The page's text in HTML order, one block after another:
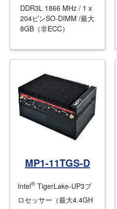
DDR3L 1866 MHz / 1 x
204ピンSO-DIMM /最大
8GB（非ECC）
MP1-11TGS-D
Intel® TigerLake-UP3プ
ロセッサー（最大4.4GH